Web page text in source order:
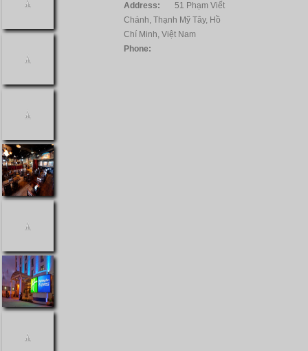
Address:
51 Phạm Viết
Chánh, Thạnh Mỹ Tây, Hồ
Chí Minh, Việt Nam
Phone: